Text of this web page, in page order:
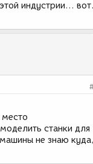
индустрии...
станки для
не знаю